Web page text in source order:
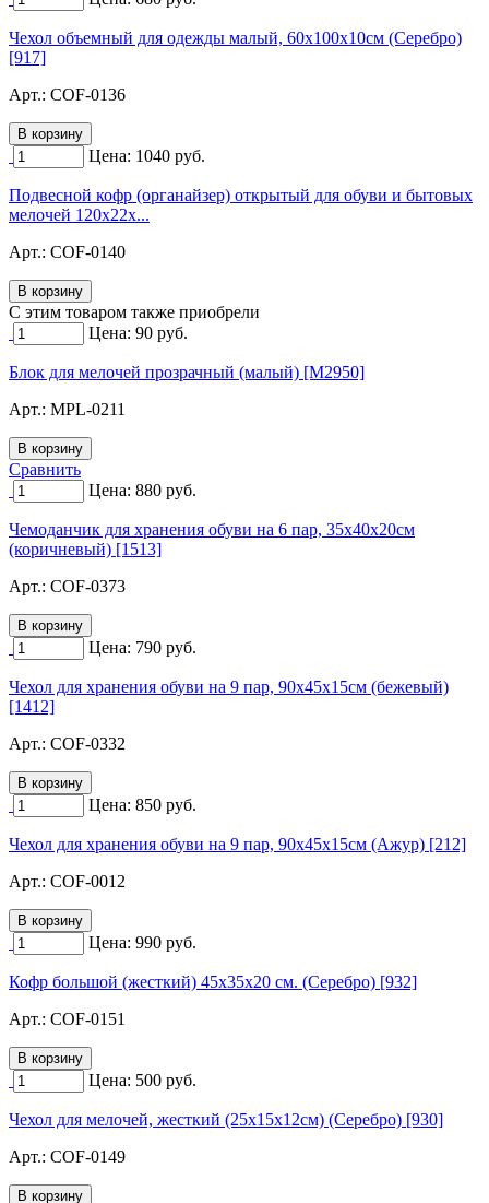
Чехол объемный для одежды малый, 60х100х10см (Серебро)
[917]
Арт.: COF-0136
Цена: 1040 руб.
Подвесной кофр (органайзер) открытый для обуви и бытовых
мелочей 120х22х...
Арт.: COF-0140
C этим товаром также приобрели
Цена: 90 руб.
Блок для мелочей прозрачный (малый) [M2950]
Арт.: MPL-0211
Сравнить
Цена: 880 руб.
Чемоданчик для хранения обуви на 6 пар, 35х40х20см
(коричневый) [1513]
Арт.: COF-0373
Цена: 790 руб.
Чехол для хранения обуви на 9 пар, 90х45х15см (бежевый)
[1412]
Арт.: COF-0332
Цена: 850 руб.
Чехол для хранения обуви на 9 пар, 90х45х15см (Ажур) [212]
Арт.: COF-0012
Цена: 990 руб.
Кофр большой (жесткий) 45х35х20 см. (Серебро) [932]
Арт.: COF-0151
Цена: 500 руб.
Чехол для мелочей, жесткий (25х15х12см) (Серебро) [930]
Арт.: COF-0149